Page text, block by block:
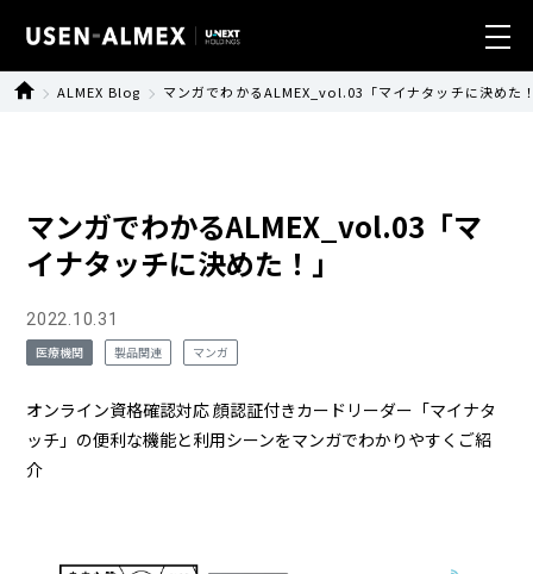
業種別ソリューション
導入事例
ニュース
サステナビリティ
会社情報
ALMEX Blog マンガでわかるALMEX_vol.03「マイナタッチに決めた
マンガでわかるALMEX_vol.03「マ
イナタッチに決めた！」
2022.10.31
医療機関 製品関連 マンガ
オンライン資格確認対応 顔認証付きカードリーダー「マイナタ
ッチ」の便利な機能と利用シーンをマンガでわかりやすくご紹
介